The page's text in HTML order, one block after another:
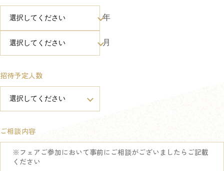
年
月
招待予定人数
ご相談内容